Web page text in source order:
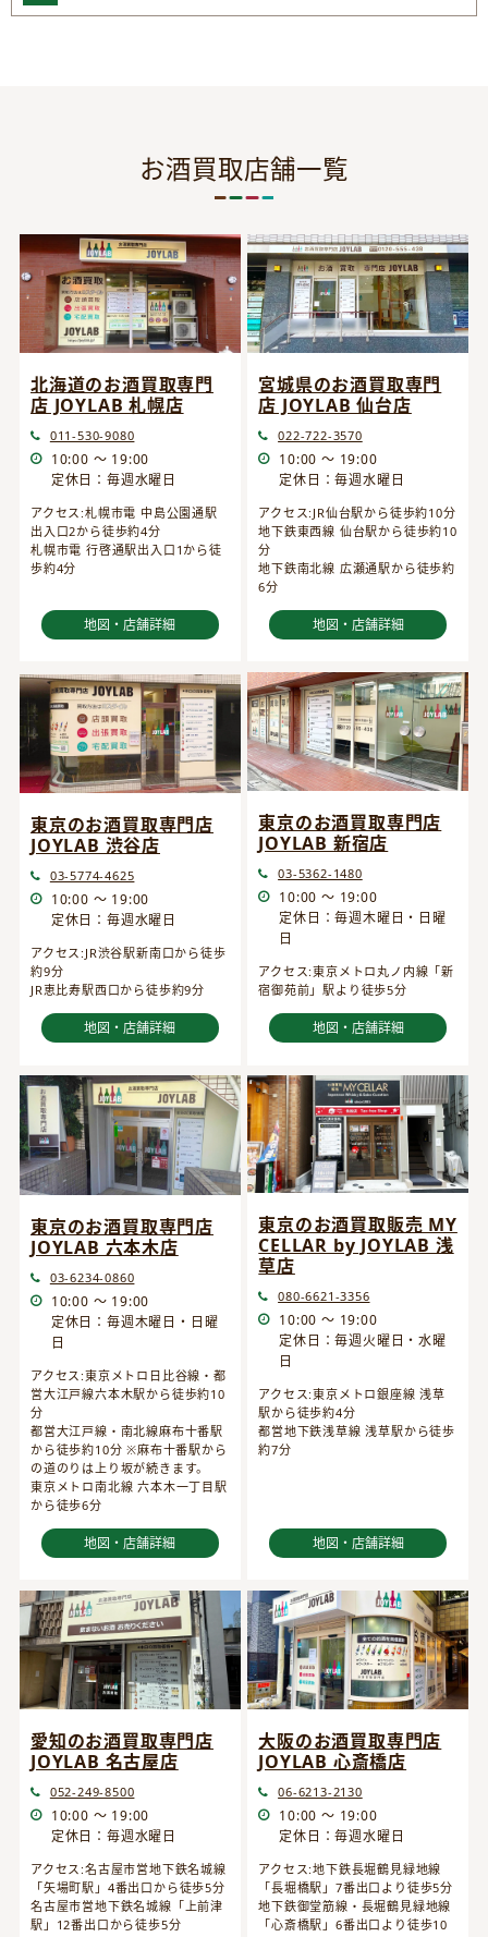
お酒買取店舗一覧
北海道のお酒買取専門
店 JOYLAB 札幌店
011-530-9080
10:00 ～ 19:00
定休日：毎週水曜日
アクセス:札幌市電 中島公園通駅
出入口2から徒歩約4分
札幌市電 行啓通駅出入口1から徒
歩約4分
地図・店舗詳細
宮城県のお酒買取専門
店 JOYLAB 仙台店
022-722-3570
10:00 ～ 19:00
定休日：毎週水曜日
アクセス:JR仙台駅から徒歩約10分
地下鉄東西線 仙台駅から徒歩約10
分
地下鉄南北線 広瀬通駅から徒歩約
6分
地図・店舗詳細
東京のお酒買取専門店
JOYLAB 渋谷店
03-5774-4625
10:00 ～ 19:00
定休日：毎週水曜日
アクセス:JR渋谷駅新南口から徒歩
約9分
JR恵比寿駅西口から徒歩約9分
地図・店舗詳細
東京のお酒買取専門店
JOYLAB 新宿店
03-5362-1480
10:00 ～ 19:00
定休日：毎週木曜日・日曜
日
アクセス:東京メトロ丸ノ内線「新
宿御苑前」駅より徒歩5分
地図・店舗詳細
東京のお酒買取専門店
JOYLAB 六本木店
03-6234-0860
10:00 ～ 19:00
定休日：毎週木曜日・日曜
日
アクセス:東京メトロ日比谷線・都
営大江戸線六本木駅から徒歩約10
分
都営大江戸線・南北線麻布十番駅
から徒歩約10分 ※麻布十番駅から
の道のりは上り坂が続きます。
東京メトロ南北線 六本木一丁目駅
から徒歩6分
地図・店舗詳細
東京のお酒買取販売 MY
CELLAR by JOYLAB 浅
草店
080-6621-3356
10:00 ～ 19:00
定休日：毎週火曜日・水曜
日
アクセス:東京メトロ銀座線 浅草
駅から徒歩約4分
都営地下鉄浅草線 浅草駅から徒歩
約7分
地図・店舗詳細
愛知のお酒買取専門店
JOYLAB 名古屋店
052-249-8500
10:00 ～ 19:00
定休日：毎週水曜日
アクセス:名古屋市営地下鉄名城線
「矢場町駅」4番出口から徒歩5分
名古屋市営地下鉄名城線「上前津
駅」12番出口から徒歩5分
大阪のお酒買取専門店
JOYLAB 心斎橋店
06-6213-2130
10:00 ～ 19:00
定休日：毎週水曜日
アクセス:地下鉄長堀鶴見緑地線
「長堀橋駅」7番出口より徒歩5分
地下鉄御堂筋線・長堀鶴見緑地線
「心斎橋駅」6番出口より徒歩10